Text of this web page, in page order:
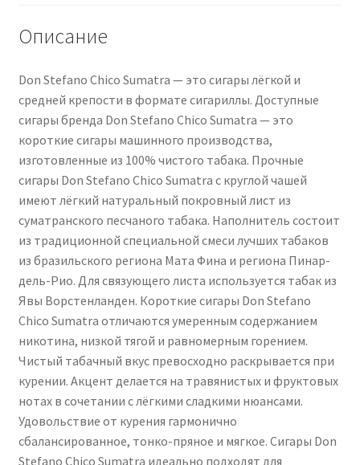
Описание
Don Stefano Chico Sumatra — это сигары лёгкой и
средней крепости в формате сигариллы. Доступные
сигары бренда Don Stefano Chico Sumatra — это
короткие сигары машинного производства,
изготовленные из 100% чистого табака. Прочные
сигары Don Stefano Chico Sumatra с круглой чашей
имеют лёгкий натуральный покровный лист из
суматранского песчаного табака. Наполнитель состоит
из традиционной специальной смеси лучших табаков
из бразильского региона Мата Фина и региона Пинар-
дель-Рио. Для связующего листа используется табак из
Явы Ворстенланден. Короткие сигары Don Stefano
Chico Sumatra отличаются умеренным содержанием
никотина, низкой тягой и равномерным горением.
Чистый табачный вкус превосходно раскрывается при
курении. Акцент делается на травянистых и фруктовых
нотах в сочетании с лёгкими сладкими нюансами.
Удовольствие от курения гармонично
сбалансированное, тонко-пряное и мягкое. Сигары Don
Stefano Chico Sumatra идеально подходят для